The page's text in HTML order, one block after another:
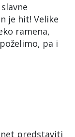
je hit! Velike
ramena,
pa i
predstaviti